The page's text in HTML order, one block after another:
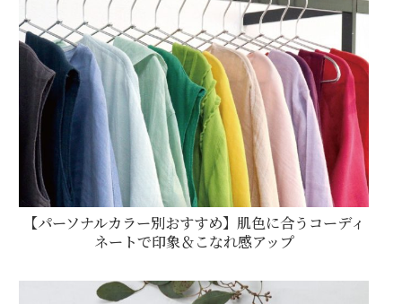
【パーソナルカラー別おすすめ】肌色に合うコーディ
ネートで印象＆こなれ感アップ